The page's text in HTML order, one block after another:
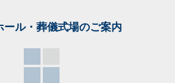
ール・葬儀式場のご案内